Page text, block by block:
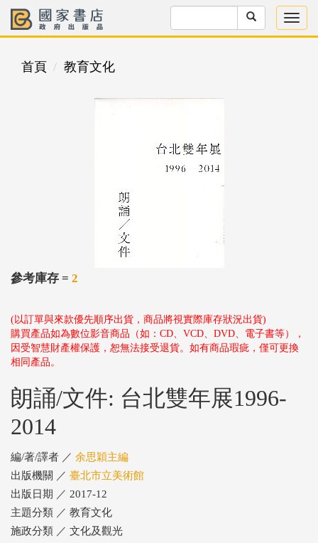
首頁 教育文化
參考庫存 = 2
(以訂單與來款優先順序出貨，商品將視實際庫存狀況出貨)
購買產品如為數位影音商品（如：CD、VCD、DVD、電子書等），
因受智慧財產權保護，恕無法接受退貨。如有商品瑕疵，僅可更換
相同產品。
朗誦/文件: 台北雙年展1996-
2014
編/著/譯者 ／ 余思穎主編
出版機關 ／ 臺北市立美術館
出版日期 ／ 2017-12
主題分類 ／ 教育文化
施政分類 ／ 文化及觀光